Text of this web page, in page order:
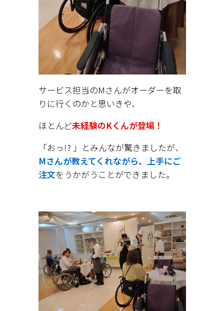
サービス担当のMさんがオーダーを取
りに行くのかと思いきや、
ほとんど未経験のKくんが登場！
「おっ!? 」とみんなが驚きましたが、
Mさんが教えてくれながら、上手にご
注文をうかがうことができました。